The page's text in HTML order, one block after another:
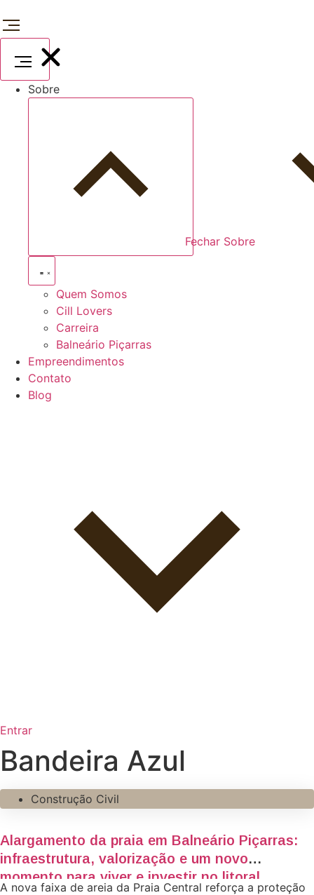
para
o
conteúdo
Sobre
Fechar Sobre
Quem Somos
Cill Lovers
Carreira
Balneário Piçarras
Empreendimentos
Contato
Blog
Entrar
Bandeira Azul
Construção Civil
Alargamento da praia em Balneário Piçarras:
infraestrutura, valorização e um novo
momento para viver e investir no litoral
A nova faixa de areia da Praia Central reforça a proteção